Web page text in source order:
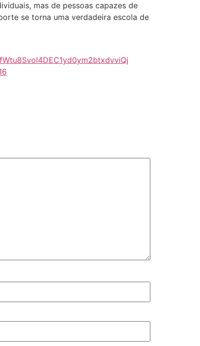
mas de pessoas capazes de
se torna uma verdadeira escola de